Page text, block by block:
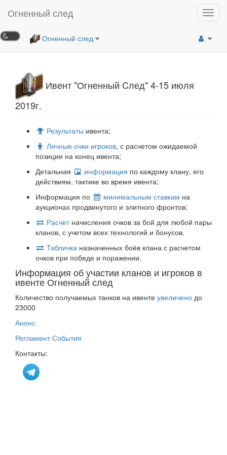
Огненный след
Огненный след
Ивент "Огненный Cлед" 4-15 июля
2019г.
Результаты ивента;
Личные очки игроков, с расчетом ожидаемой
позиции на конец ивента;
Детальная
информация по каждому клану, его
действиям, тактике во время ивента;
Информация по
минимальным ставкам на
аукционах продвинутого и элитного фронтов;
Расчетначисления очков за бой для любой пары
кланов, с учетом всех технологий и бонусов.
Табличка назначенных боёв клана с расчетом
очков при победе и поражении.
Информация об участии кланов и игроков в
ивенте Огненный след
Количество получаемых танков на ивенте увеличено до
23000
Анонс
Регламент События
Контакты: